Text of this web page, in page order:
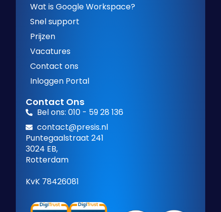
Wat is Google Workspace?
Snel support
Prijzen
Vacatures
Contact ons
Inloggen Portal
Contact Ons
Bel ons: 010 - 59 28 136
contact@presis.nl
Puntegaalstraat 241
3024 EB,
Rotterdam
KvK 78426081